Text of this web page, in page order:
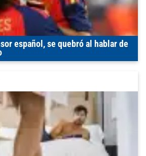
español, se quebró al hablar de